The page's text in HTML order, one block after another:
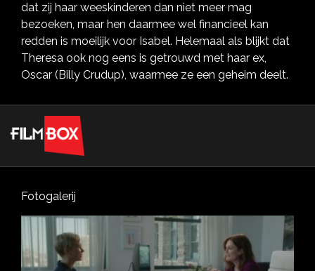
dat zij haar weeskinderen dan niet meer mag
bezoeken, maar hen daarmee wel financieel kan
redden is moeilijk voor Isabel. Helemaal als blijkt dat
Theresa ook nog eens is getrouwd met haar ex,
Oscar (Billy Crudup), waarmee ze een geheim deelt.
Fotogalerij